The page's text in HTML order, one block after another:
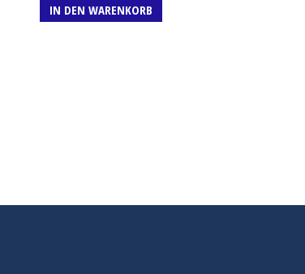
IN DEN WARENKORB